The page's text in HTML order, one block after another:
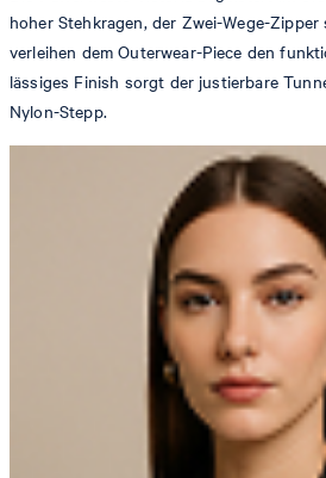
hoher Stehkragen, der Zwei-Wege-Zipper
verleihen dem Outerwear-Piece den
lässiges Finish sorgt der justierbare
Nylon-Stepp.